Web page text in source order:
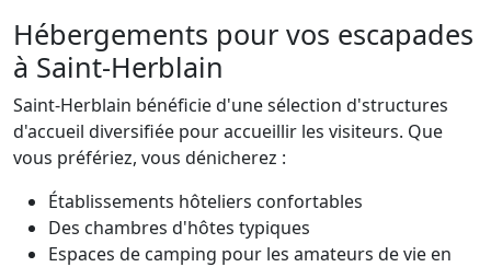
Hébergements pour vos escapades
à Saint-Herblain
Saint-Herblain bénéficie d'une sélection d'structures
d'accueil diversifiée pour accueillir les visiteurs. Que
vous préfériez, vous dénicherez :
Établissements hôteliers confortables
Des chambres d'hôtes typiques
Espaces de camping pour les amateurs de vie en